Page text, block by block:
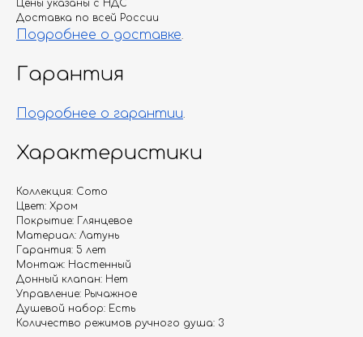
Цены указаны с НДС
Доставка по всей России
Подробнее о доставке.
Гарантия
Подробнее о гарантии.
Характеристики
Коллекция: Como
Цвет: Хром
Покрытие: Глянцевое
Материал: Латунь
Гарантия: 5 лет
Монтаж: Настенный
Донный клапан: Нет
Управление: Рычажное
Душевой набор: Есть
Количество режимов ручного душа: 3